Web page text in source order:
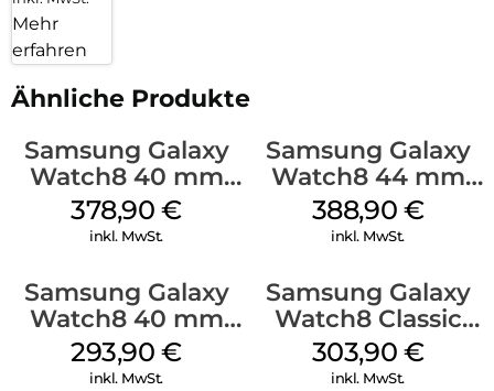
Mehr
erfahren
Ähnliche Produkte
Samsung Galaxy
Watch8 40 mm
Silver
378,90€
inkl. MwSt.
Samsung Galaxy
Watch8 44 mm
Graphite
388,90 €
inkl. MwSt.
Samsung Galaxy
Watch8 40 mm
Graphite
293,90€
inkl. MwSt.
Samsung Galaxy
Watch8 Classic
White
303,90 €
inkl. MwSt.